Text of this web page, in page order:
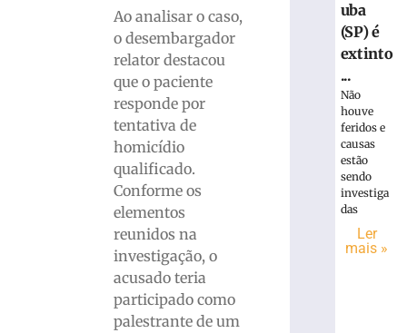
Ao analisar o caso,
o desembargador
relator destacou
que o paciente
responde por
tentativa de
homicídio
qualificado.
Conforme os
elementos
reunidos na
investigação, o
acusado teria
participado como
palestrante de um
uba
(SP) é
extinto
...
Não
houve
feridos e
causas
estão
sendo
investiga
das
Ler
mais »